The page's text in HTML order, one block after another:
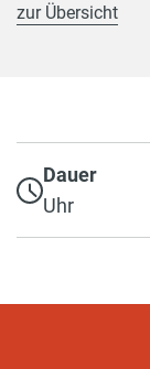
zur Übersicht
Dauer
Uhr